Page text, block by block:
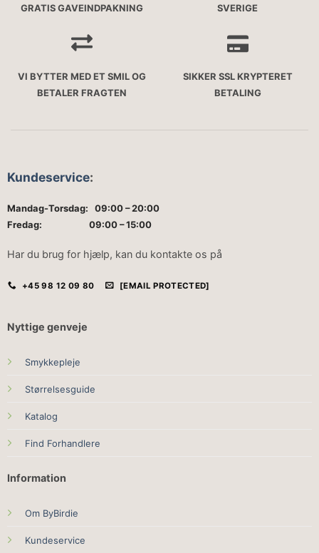
GRATIS GAVEINDPAKNING
SVERIGE
VI BYTTER MED ET SMIL OG
BETALER FRAGTEN
SIKKER SSL KRYPTERET
BETALING
Kundeservice:
Mandag-Torsdag: 09:00 – 20:00
Fredag: 09:00 – 15:00
Har du brug for hjælp, kan du kontakte os på
+45 98 12 09 80 [EMAIL PROTECTED]
Nyttige genveje
Smykkepleje
Størrelsesguide
Katalog
Find Forhandlere
Information
Om ByBirdie
Kundeservice